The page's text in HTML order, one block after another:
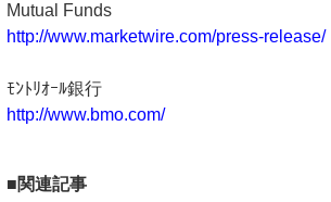
Mutual Funds
http://www.marketwire.com/press-release/
ﾓﾝﾄﾘｵｰﾙ銀行
http://www.bmo.com/
■関連記事